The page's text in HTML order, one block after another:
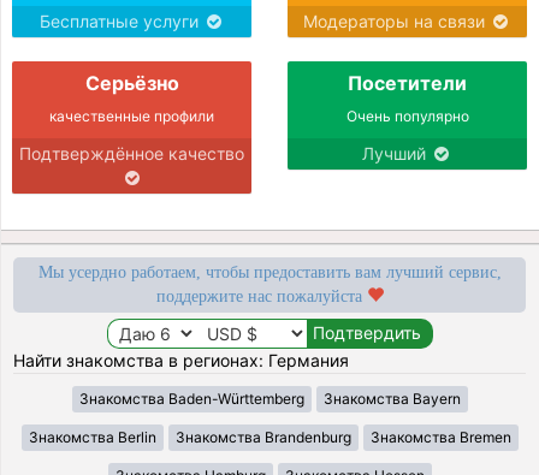
Бесплатные услуги Модераторы на связи
Серьёзно
качественные профили
Подтверждённое качество
Посетители
Очень популярно
Лучший
Мы усердно работаем, чтобы предоставить вам лучший сервис,
поддержите нас пожалуйста
Найти знакомства в регионах: Германия
Знакомства Baden-Württemberg Знакомства Bayern
Знакомства Berlin Знакомства Brandenburg Знакомства Bremen